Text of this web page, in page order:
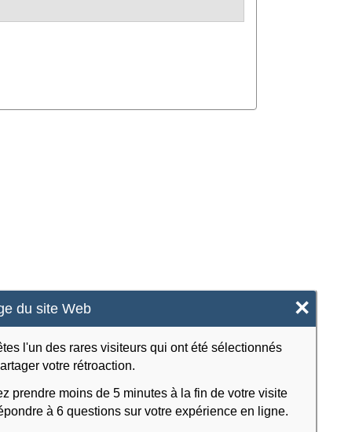
du site Web ×
l'un des rares visiteurs qui ont été sélectionnés
votre rétroaction.
prendre moins de 5 minutes à la fin de votre visite
à 6 questions sur votre expérience en ligne.